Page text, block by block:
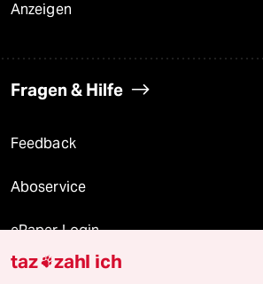
Anzeigen
Fragen & Hilfe
Feedback
Aboservice
ePaper Login
Downloads für Abonnierende
taz zahl ich